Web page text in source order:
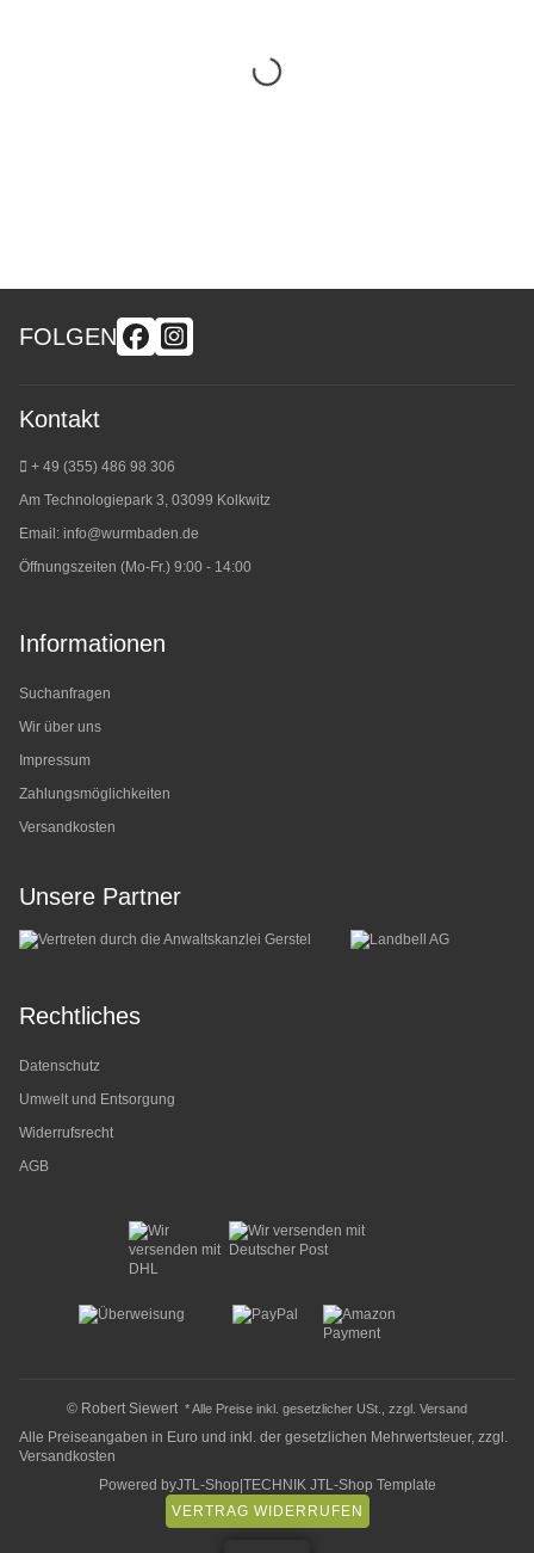
FOLGEN
Kontakt
+ 49 (355) 486 98 306
Am Technologiepark 3, 03099 Kolkwitz
Email: info@wurmbaden.de
Öffnungszeiten (Mo-Fr.) 9:00 - 14:00
Informationen
Suchanfragen
Wir über uns
Impressum
Zahlungsmöglichkeiten
Versandkosten
Unsere Partner
Rechtliches
Datenschutz
Umwelt und Entsorgung
Widerrufsrecht
AGB
© Robert Siewert* Alle Preise inkl. gesetzlicher USt., zzgl. Versand
Alle Preiseangaben in Euro und inkl. der gesetzlichen Mehrwertsteuer, zzgl.
Versandkosten
Powered byJTL-Shop TECHNIK JTL-Shop Template
VERTRAG WIDERRUFEN